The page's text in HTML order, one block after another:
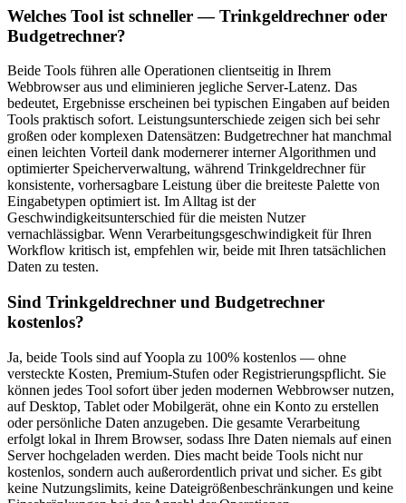
Welches Tool ist schneller — Trinkgeldrechner oder
Budgetrechner?
Beide Tools führen alle Operationen clientseitig in Ihrem
Webbrowser aus und eliminieren jegliche Server-Latenz. Das
bedeutet, Ergebnisse erscheinen bei typischen Eingaben auf beiden
Tools praktisch sofort. Leistungsunterschiede zeigen sich bei sehr
großen oder komplexen Datensätzen: Budgetrechner hat manchmal
einen leichten Vorteil dank modernerer interner Algorithmen und
optimierter Speicherverwaltung, während Trinkgeldrechner für
konsistente, vorhersagbare Leistung über die breiteste Palette von
Eingabetypen optimiert ist. Im Alltag ist der
Geschwindigkeitsunterschied für die meisten Nutzer
vernachlässigbar. Wenn Verarbeitungsgeschwindigkeit für Ihren
Workflow kritisch ist, empfehlen wir, beide mit Ihren tatsächlichen
Daten zu testen.
Sind Trinkgeldrechner und Budgetrechner
kostenlos?
Ja, beide Tools sind auf Yoopla zu 100% kostenlos — ohne
versteckte Kosten, Premium-Stufen oder Registrierungspflicht. Sie
können jedes Tool sofort über jeden modernen Webbrowser nutzen,
auf Desktop, Tablet oder Mobilgerät, ohne ein Konto zu erstellen
oder persönliche Daten anzugeben. Die gesamte Verarbeitung
erfolgt lokal in Ihrem Browser, sodass Ihre Daten niemals auf einen
Server hochgeladen werden. Dies macht beide Tools nicht nur
kostenlos, sondern auch außerordentlich privat und sicher. Es gibt
keine Nutzungslimits, keine Dateigrößenbeschränkungen und keine